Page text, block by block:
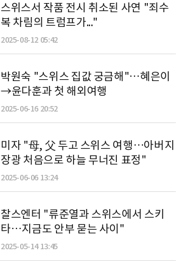
스위스서 작품 전시 취소된 사연 "죄수
복 차림의 트럼프가..."
2025-08-12 05:42
박원숙 "스위스 집값 궁금해"…혜은이
→윤다훈과 첫 해외여행
2025-06-16 20:52
미자 "母, 父 두고 스위스 여행…아버지
장광 처음으로 하늘 무너진 표정"
2025-06-06 13:24
찰스엔터 "류준열과 스위스에서 스키
타…지금도 안부 묻는 사이"
2025-05-14 13:45